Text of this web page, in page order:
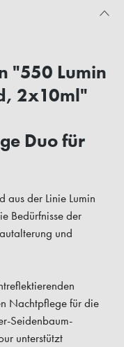
"550 Lumin
2x10ml"
Duo für
der Linie Lumin
Bedürfnisse der
und
Nachtpflege für die
Seidenbaum-
unterstützt